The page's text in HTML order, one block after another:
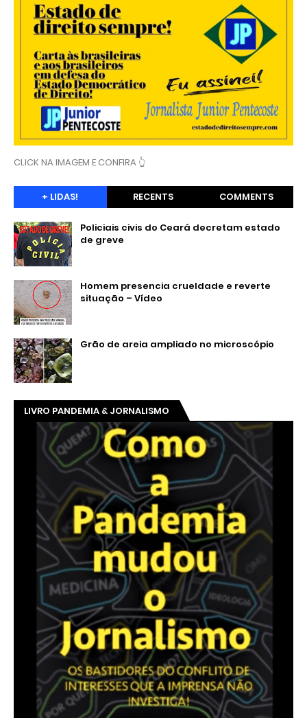
CLICK NA IMAGEM E CONFIRA 👆
+ LIDAS! RECENTS COMMENTS
Policiais civis do Ceará decretam estado
de greve
Homem presencia crueldade e reverte
situação – Vídeo
Grão de areia ampliado no microscópio
LIVRO PANDEMIA & JORNALISMO